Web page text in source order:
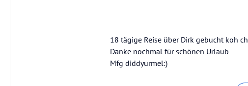
18 tägige Reise über Dirk gebucht koh
Danke nochmal für schönen Urlaub
Mfg diddyurmel:)